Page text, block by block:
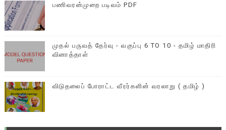
பணிவரன்முறை படிவம் PDF
முதல் பருவத் தேர்வு - வகுப்பு 6 TO 10 - தமிழ் மாதிரி
வினாத்தாள்
விடுதலைப் போராட்ட வீரர்களின் வரலாறு ( தமிழ் )